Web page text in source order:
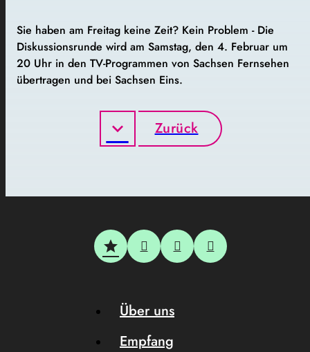
Sie haben am Freitag keine Zeit? Kein Problem - Die
Diskussionsrunde wird am Samstag, den 4. Februar um
20 Uhr in den TV-Programmen von Sachsen Fernsehen
übertragen und bei Sachsen Eins.
Zurück
Über uns
Empfang